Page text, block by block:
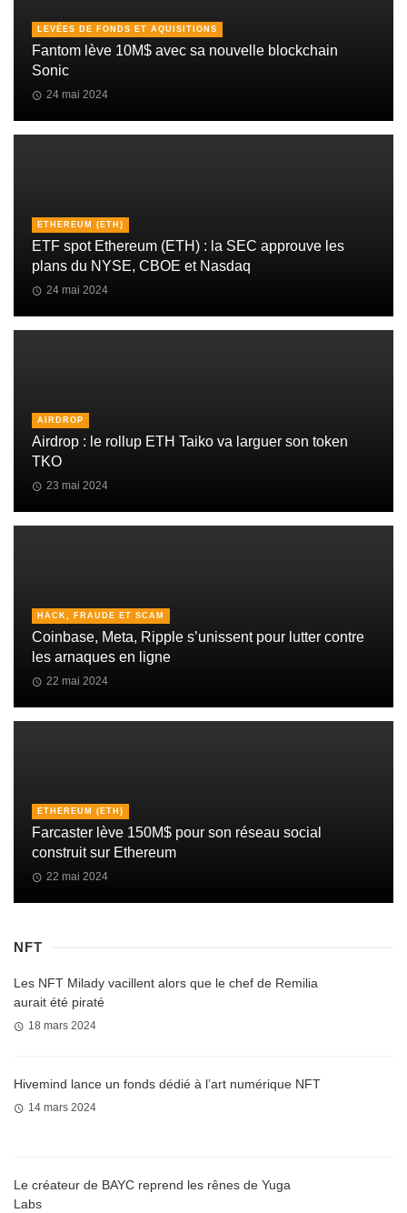
LEVÉES DE FONDS ET AQUISITIONS
Fantom lève 10M$ avec sa nouvelle blockchain
Sonic
24 mai 2024
ETHEREUM (ETH)
ETF spot Ethereum (ETH) : la SEC approuve les
plans du NYSE, CBOE et Nasdaq
24 mai 2024
AIRDROP
Airdrop : le rollup ETH Taiko va larguer son token
TKO
23 mai 2024
HACK, FRAUDE ET SCAM
Coinbase, Meta, Ripple s’unissent pour lutter contre
les arnaques en ligne
22 mai 2024
ETHEREUM (ETH)
Farcaster lève 150M$ pour son réseau social
construit sur Ethereum
22 mai 2024
NFT
Les NFT Milady vacillent alors que le chef de Remilia
aurait été piraté
18 mars 2024
Hivemind lance un fonds dédié à l’art numérique NFT
14 mars 2024
Le créateur de BAYC reprend les rênes de Yuga
Labs